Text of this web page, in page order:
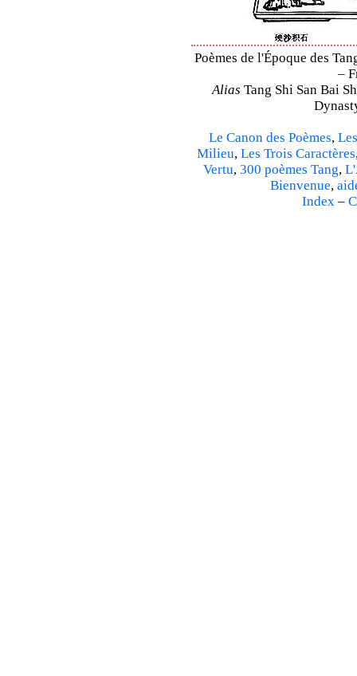
Poèmes de l'Époque des
–
Alias Tang Shi San Bai
Le Canon des Poèmes,
Milieu, Les Trois Caractères
Vertu, 300 poèmes Tang,
Bienvenue,
Index–